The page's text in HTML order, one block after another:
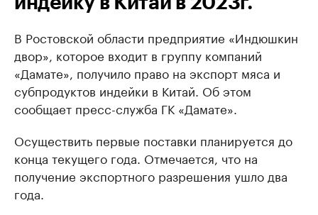
В Ростовской области предприятие «Индюшкин
двор», которое входит в группу компаний
«Дамате», получило право на экспорт мяса и
субпродуктов индейки в Китай. Об этом
сообщает пресс-служба ГК «Дамате».
Осуществить первые поставки планируется до
конца текущего года. Отмечается, что на
получение экспортного разрешения ушло два
года.